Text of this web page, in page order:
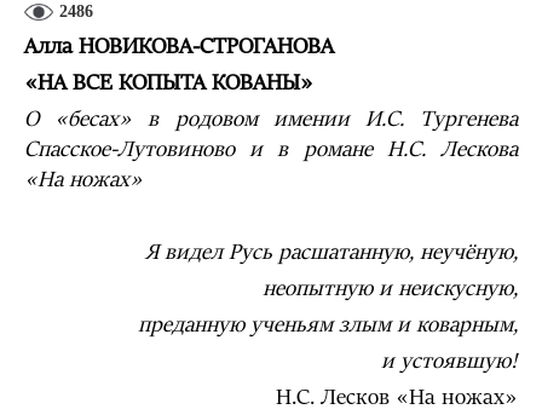
2486
Алла НОВИКОВА-СТРОГАНОВА
«НА ВСЕ КОПЫТА КОВАНЫ»
О «бесах» в родовом имении И.С. Тургенева
Спасское-Лутовиново и в романе Н.С. Лескова
«На ножах»
Я видел Русь расшатанную, неучёную,
неопытную и неискусную,
преданную ученьям злым и коварным,
и устоявшую!
Н.С. Лесков «На ножах»